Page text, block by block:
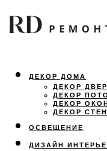
ДЕКОР ДОМА
ДЕКОР
ДЕКОР
ДЕКОР
ДЕКОР СТЕН
ОСВЕЩЕНИЕ
ДИЗАЙН